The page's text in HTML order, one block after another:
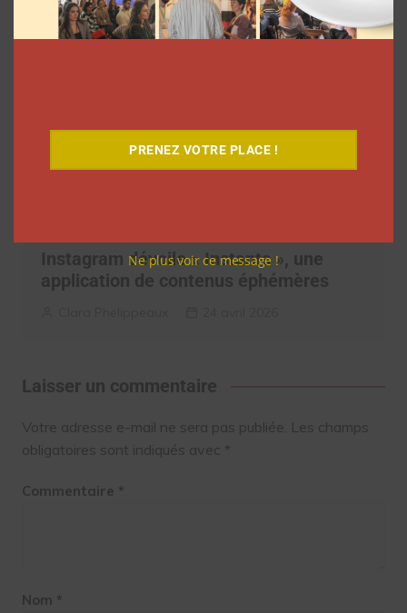
Instagram dévoile « Instants », une
application de contenus éphémères
Laisser un commentaire
Votre adresse e-mail ne sera pas publiée. Les champs
obligatoires sont indiqués avec *
Commentaire *
Nom *
PRENEZ VOTRE PLACE !
Ne plus voir ce message !